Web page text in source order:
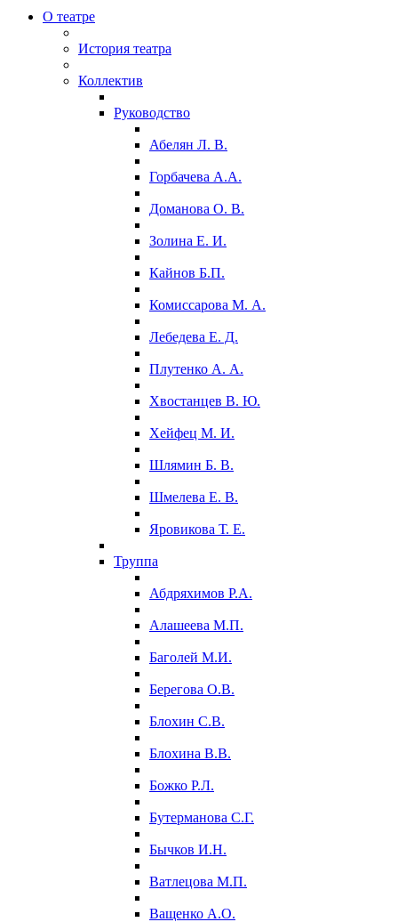
О театре
История театра
Коллектив
Руководство
Абелян Л. В.
Горбачева А.А.
Доманова О. В.
Золина Е. И.
Кайнов Б.П.
Комиссарова М. А.
Лебедева Е. Д.
Плутенко А. А.
Хвостанцев В. Ю.
Хейфец М. И.
Шлямин Б. В.
Шмелева Е. В.
Яровикова Т. Е.
Труппа
Абдряхимов Р.А.
Алашеева М.П.
Баголей М.И.
Берегова О.В.
Блохин С.В.
Блохина В.В.
Божко Р.Л.
Бутерманова С.Г.
Бычков И.Н.
Ватлецова М.П.
Ващенко А.О.